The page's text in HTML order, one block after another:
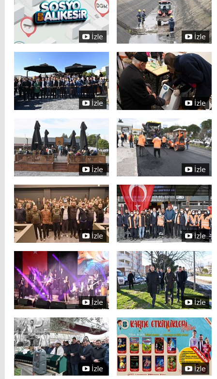
İzle İzle
İzle İzle
İzle İzle
İzle İzle
İzle İzle
İzle İzle